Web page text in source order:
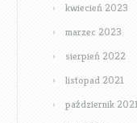
kwiecień 2023
marzec 2023
sierpień 2022
listopad 2021
październik 2021